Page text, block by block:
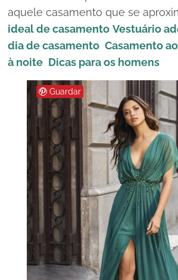
aquele casamento que se
ideal de casamento Vestuário
dia de casamento Casamento
à noite Dicas para os homens
Guardar